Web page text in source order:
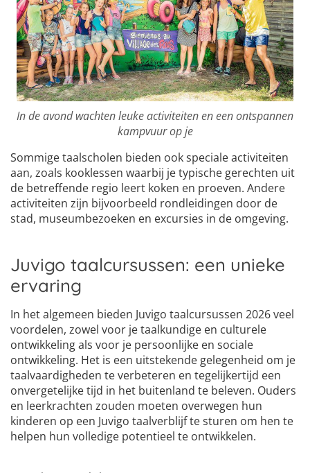
In de avond wachten leuke activiteiten en een ontspannen
kampvuur op je
Sommige taalscholen bieden ook speciale activiteiten
aan, zoals kooklessen waarbij je typische gerechten uit
de betreffende regio leert koken en proeven. Andere
activiteiten zijn bijvoorbeeld rondleidingen door de
stad, museumbezoeken en excursies in de omgeving.
Juvigo taalcursussen: een unieke
ervaring
In het algemeen bieden Juvigo taalcursussen 2026 veel
voordelen, zowel voor je taalkundige en culturele
ontwikkeling als voor je persoonlijke en sociale
ontwikkeling. Het is een uitstekende gelegenheid om je
taalvaardigheden te verbeteren en tegelijkertijd een
onvergetelijke tijd in het buitenland te beleven. Ouders
en leerkrachten zouden moeten overwegen hun
kinderen op een Juvigo taalverblijf te sturen om hen te
helpen hun volledige potentieel te ontwikkelen.